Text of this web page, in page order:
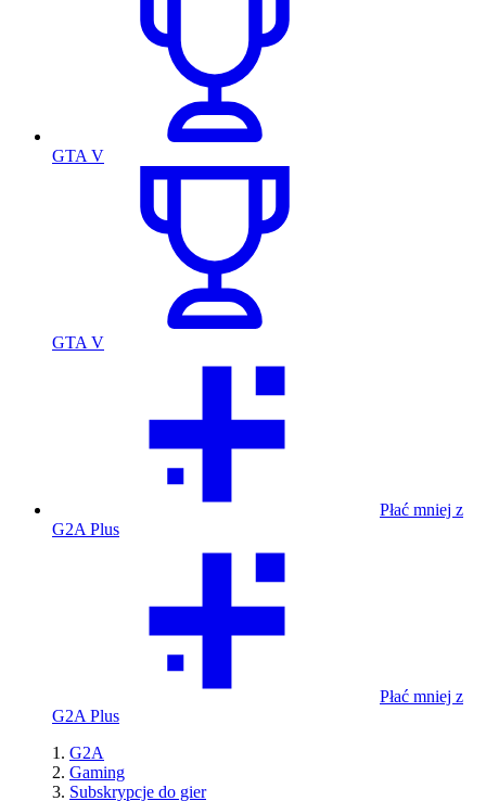
GTA V
GTA V
Płać mniej z
G2A Plus
Płać mniej z
G2A Plus
G2A
Gaming
Subskrypcje do gier